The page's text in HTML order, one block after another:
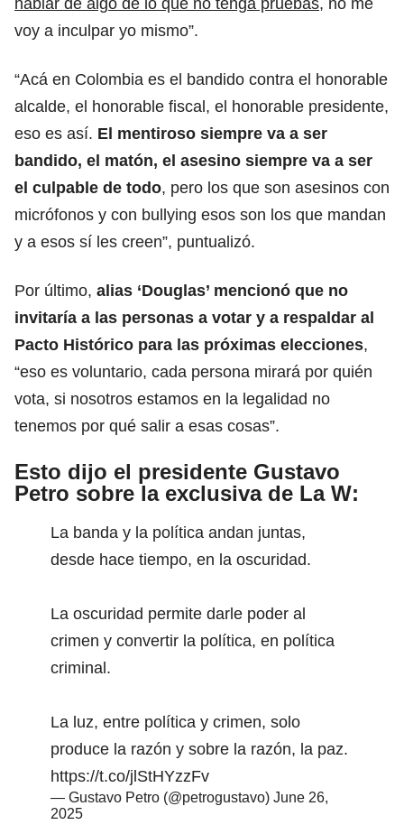
voy a inculpar yo mismo”.
“Acá en Colombia es el bandido contra el honorable
alcalde, el honorable fiscal, el honorable presidente,
eso es así. El mentiroso siempre va a ser
bandido, el matón, el asesino siempre va a ser
el culpable de todo, pero los que son asesinos con
micrófonos y con bullying esos son los que mandan
y a esos sí les creen”, puntualizó.
Por último, alias ‘Douglas’ mencionó que no
invitaría a las personas a votar y a respaldar al
Pacto Histórico para las próximas elecciones,
“eso es voluntario, cada persona mirará por quién
vota, si nosotros estamos en la legalidad no
tenemos por qué salir a esas cosas”.
Esto dijo el presidente Gustavo
Petro sobre la exclusiva de La W:
La banda y la política andan juntas,
desde hace tiempo, en la oscuridad.
La oscuridad permite darle poder al
crimen y convertir la política, en política
criminal.
La luz, entre política y crimen, solo
produce la razón y sobre la razón, la paz.
https://t.co/jlStHYzzFv
— Gustavo Petro (@petrogustavo) June 26,
2025